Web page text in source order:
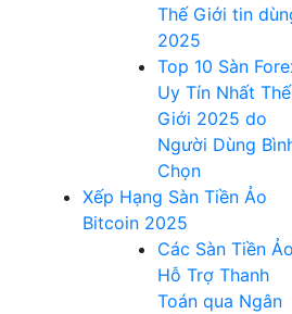
Thế Giới tin
2025
Top 10 Sàn
Uy Tín Nhất Thế
Giới 2025 do
Người Dùng
Chọn
Xếp Hạng Sàn Tiền Ảo
Bitcoin 2025
Các Sàn Tiền Ảo
Hỗ Trợ Thanh
Toán qua Ngân